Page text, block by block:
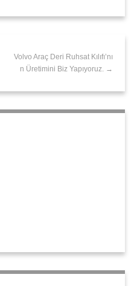
Volvo Araç Deri Ruhsat Kılıfı’nı
n Üretimini Biz Yapıyoruz. →